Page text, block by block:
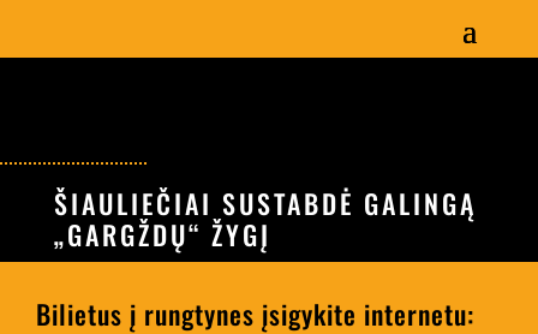
ŠIAULIEČIAI SUSTABDĖ GALINGĄ
„GARGŽDŲ“ ŽYGĮ
Bilietus į rungtynes įsigykite internetu: